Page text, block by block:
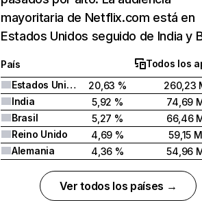
mayoritaria de Netflix.com está en
Estados Unidos seguido de India y
País
Todos los
Estados Unidos
20,63 %
260,23
India
5,92 %
74,69
Brasil
5,27 %
66,46
Reino Unido
4,69 %
59,15 M
Alemania
4,36 % 54,96
Ver todos los países →